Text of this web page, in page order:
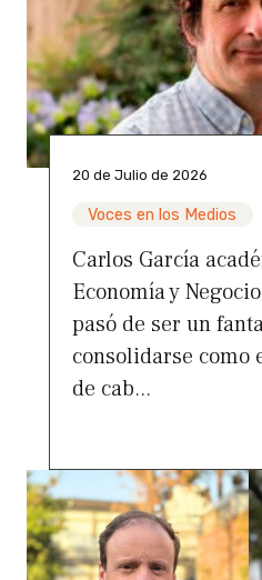
20 de Julio de 2026
Voces en los Medios
Carlos García
Economía y
pasó de ser un
consolidarse
de cab...